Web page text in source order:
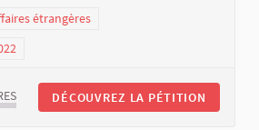
étrangères
DÉCOUVREZ LA PÉTITION